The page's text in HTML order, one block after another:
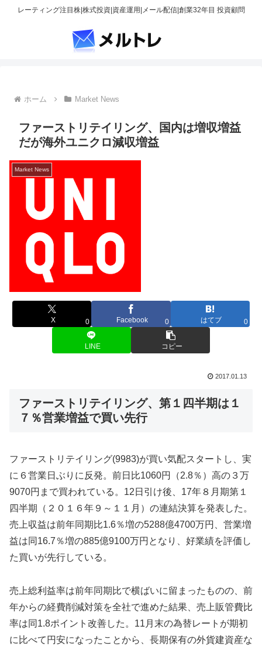
レーティング注目株|株式投資|資産運用|メール配信|創業32年目 投資顧問
ホーム Market News
ファーストリテイリング、国内は増収増益
だが海外ユニクロ減収増益
Market News
X 0 Facebook 0 はてブ 0
LINE コピー
2017.01.13
ファーストリテイリング、第１四半期は１
７％営業増益で買い先行
ファーストリテイリング(9983)が買い気配スタートし、実
に６営業日ぶりに反発。前日比1060円（2.8％）高の３万
9070円まで買われている。12日引け後、17年８月期第１
四半期（２０１６年９～１１月）の連結決算を発表した。
売上収益は前年同期比1.6％増の5288億4700万円、営業増
益は同16.7％増の885億9100万円となり、好業績を評価し
た買いが先行している。
売上総利益率は前年同期比で横ばいに留まったものの、前
年からの経費削減対策を全社で進めた結果、売上販管費比
率は同1.8ポイント改善した。11月末の為替レートが期初
に比べて円安になったことから、長期保有の外貨建資産な